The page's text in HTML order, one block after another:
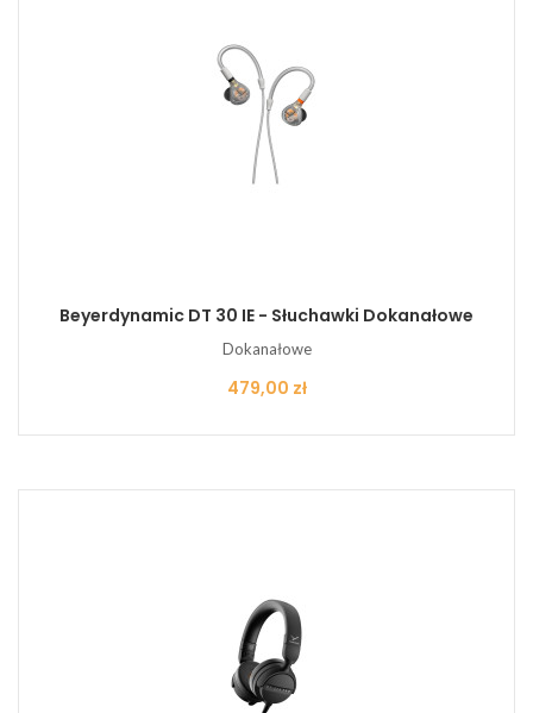
Beyerdynamic DT 30 IE - Słuchawki Dokanałowe
Dokanałowe
Cena
479,00 zł